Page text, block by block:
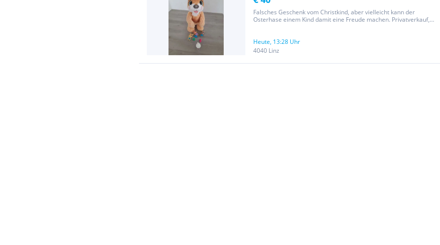
Falsches Geschenk vom Christkind, aber vielleicht kann der
Osterhase einem Kind damit eine Freude machen. Privatverkauf,
Heute, 13:28 Uhr
4040 Linz